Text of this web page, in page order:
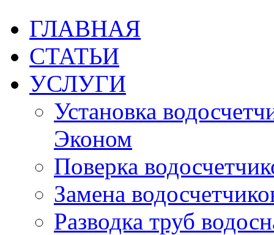
ГЛАВНАЯ
СТАТЬИ
УСЛУГИ
Установка
Эконом
Поверка
Замена
Разводка труб